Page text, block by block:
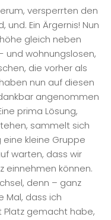
versperrten den
Ein Ärgernis! Nun
gleich neben
und wohnungslosen,
die vorher als
nun auf diesen
angenommen
prima Lösung,
sammelt sich
kleine Gruppe
warten, dass wir
einnehmen können.
denn – ganz
Mal, dass ich
Platz gemacht habe,